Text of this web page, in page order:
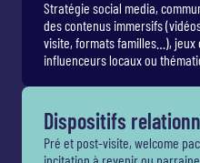
Stratégie social media,
des contenus immersifs
visite, formats familles…),
influenceurs locaux ou
Dispositifs
Pré et post-visite, welcome